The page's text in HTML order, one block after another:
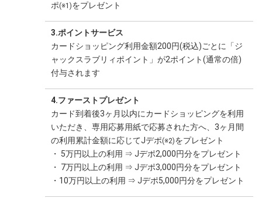
ポ(※1)をプレゼント
3.ポイントサービス
カードショッピング利用金額200円(税込)ごとに「ジ
ャックスラブリィポイント」が2ポイント(通常の倍)
付与されます
4.ファーストプレゼント
カード到着後3ヶ月以内にカードショッピングを利用
いただき、専用応募用紙で応募された方へ、3ヶ月間
の利用累計金額に応じてJデポ(※2)をプレゼント
・ 5万円以上の利用 ⇒ Jデポ2,000円分をプレゼント
・ 7万円以上の利用 ⇒ Jデポ3,000円分をプレゼント
・10万円以上の利用 ⇒ Jデポ5,000円分をプレゼント